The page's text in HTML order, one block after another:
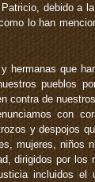
debido a
lo han
hermanas que
pueblos
contra de
con
y despojos
mujeres, niños
dirigidos por
incluidos